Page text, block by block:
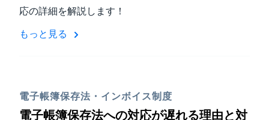
応の詳細を解説します！
もっと見る
電子帳簿保存法・インボイス制度
電子帳簿保存法への対応が遅れる理由と対